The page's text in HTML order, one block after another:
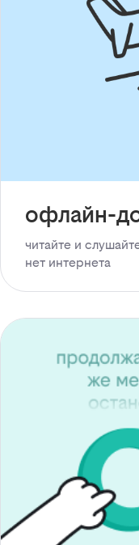
офлайн-
читайте и
нет интернета